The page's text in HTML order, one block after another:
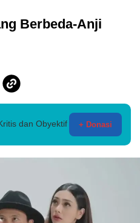
Berbeda-Anji
dan Obyektif + Donasi